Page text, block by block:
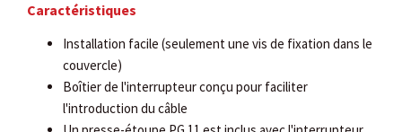
Caractéristiques
Installation facile (seulement une vis de fixation dans le
couvercle)
Boîtier de l'interrupteur conçu pour faciliter
l'introduction du câble